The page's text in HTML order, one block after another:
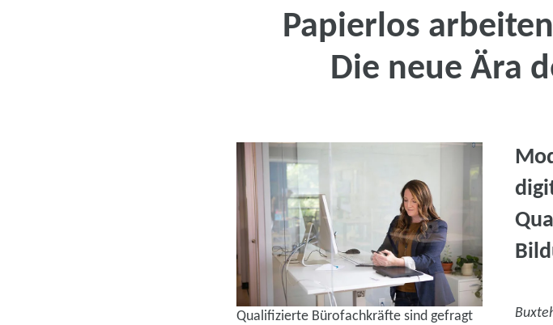
Papierlos
Die neue Ära
Qualifizierte Bürofachkräfte sind gefragt